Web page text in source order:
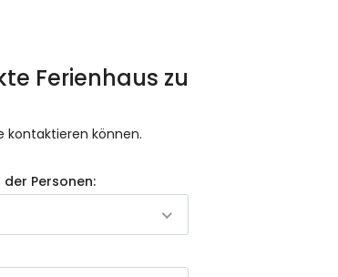
Ferienhaus zu
kontaktieren können.
der Personen: